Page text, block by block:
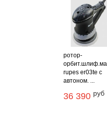
ротор-
rupes er03te с
автоном. ...
36 390 руб